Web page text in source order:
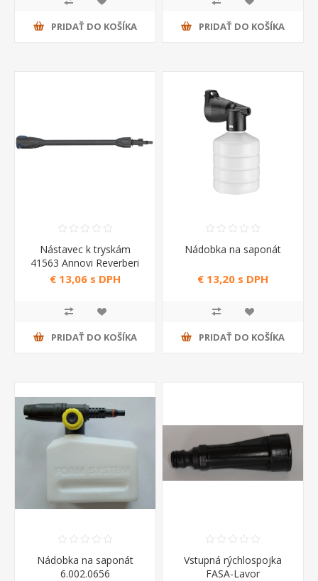
PRIDAŤ DO KOŠÍKA PRIDAŤ DO KOŠÍKA
Nástavec k tryskám
41563 Annovi Reverberi
€ 13,06 s DPH
PRIDAŤ DO KOŠÍKA
Nádobka na saponát
€ 13,20 s DPH
PRIDAŤ DO KOŠÍKA
Nádobka na saponát
6.002.0656
Vstupná rýchlospojka
FASA-Lavor